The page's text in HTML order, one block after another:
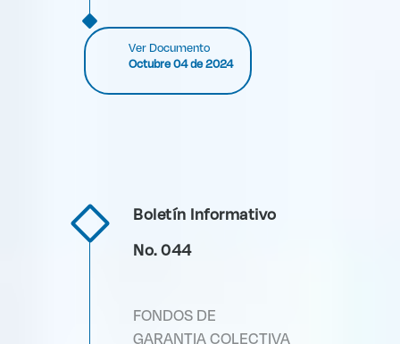
Ver Documento
Octubre 04 de 2024
Boletín Informativo
No. 044
FONDOS DE
GARANTIA COLECTIVA